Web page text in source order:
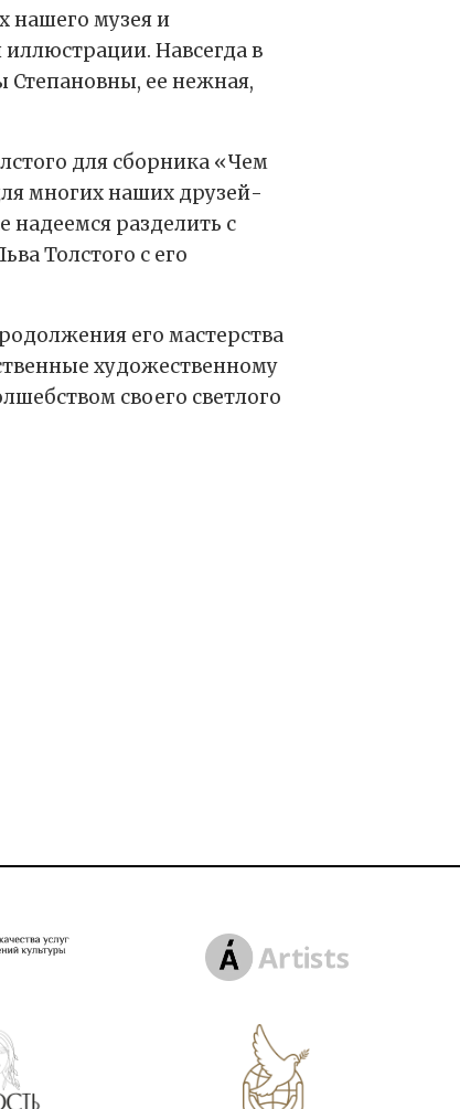
нашего музея и
Навсегда в
Степановны, ее нежная,
для сборника «Чем
многих наших друзей-
разделить с
Толстого с его
его мастерства
художественному
своего светлого